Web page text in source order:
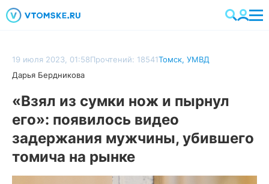
19 июля 2023, 01:58Прочтений: 18541Томск, УМВД
Дарья Бердникова
«Взял из сумки нож и пырнул
его»: появилось видео
задержания мужчины, убившего
томича на рынке